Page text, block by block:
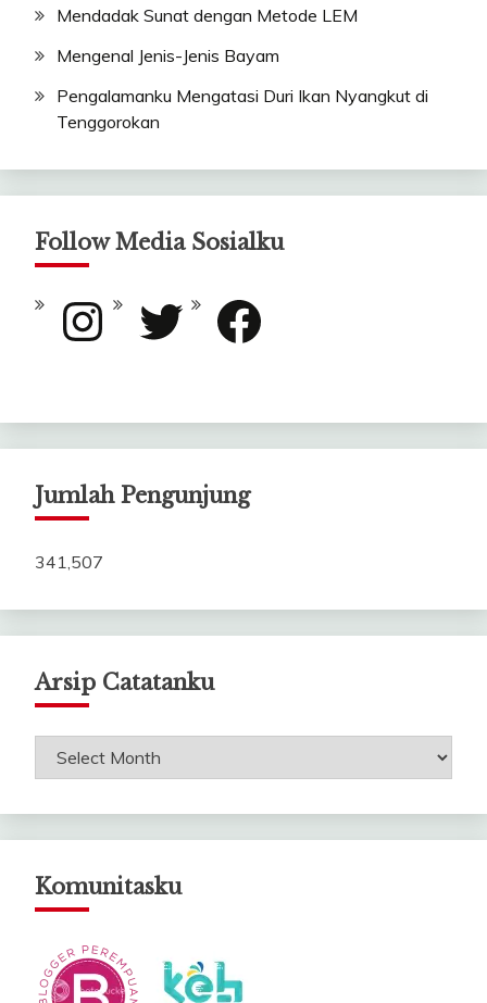
Mendadak Sunat dengan Metode LEM
Mengenal Jenis-Jenis Bayam
Pengalamanku Mengatasi Duri Ikan Nyangkut di
Tenggorokan
Follow Media Sosialku
Instagram Twitter Facebook
Jumlah Pengunjung
341,507
Arsip Catatanku
Arsip
Komunitasku